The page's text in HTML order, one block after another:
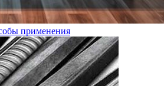
применения